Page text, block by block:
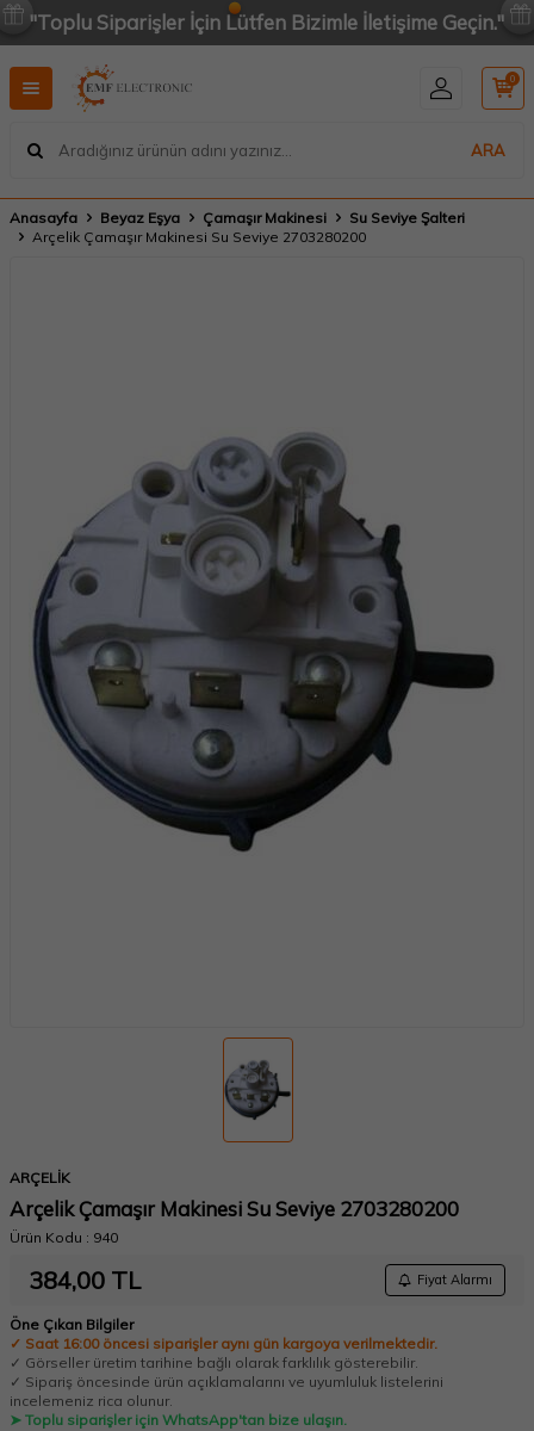
"Toplu Siparişler İçin Lütfen Bizimle İletişime Geçin."
ARA
0
Anasayfa Beyaz Eşya Çamaşır Makinesi
Su Seviye Şalteri
Arçelik Çamaşır Makinesi Su Seviye 2703280200
ARÇELİK
Arçelik Çamaşır Makinesi Su Seviye 2703280200
Ürün Kodu : 940
384,00 TL Fiyat Alarmı
Öne Çıkan Bilgiler
✓ Saat 16:00 öncesi siparişler aynı gün kargoya verilmektedir.
✓ Görseller üretim tarihine bağlı olarak farklılık gösterebilir.
✓ Sipariş öncesinde ürün açıklamalarını ve uyumluluk listelerini
incelemeniz rica olunur.
➤ Toplu siparişler için WhatsApp'tan bize ulaşın.